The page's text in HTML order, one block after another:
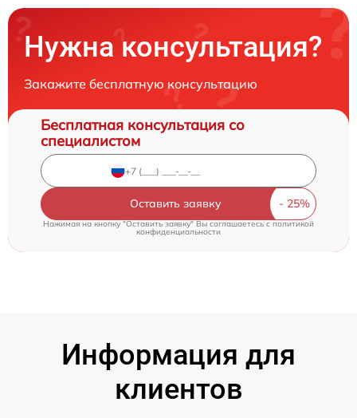
Нужна консультация?
Закажите бесплатную консультацию
Бесплатная консультация со
специалистом
Оставить заявку
Нажимая на кнопку "Оставить заявку" Вы соглашаетесь c политикой
конфиденциальности
Информация для
клиентов